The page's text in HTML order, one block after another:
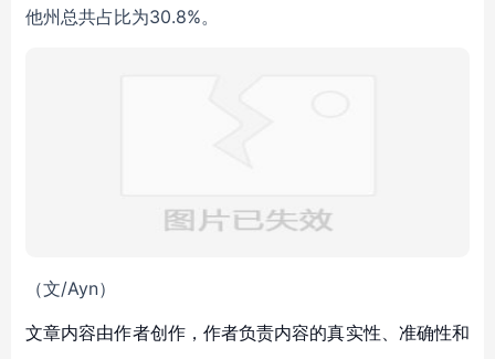
他州总共占比为30.8%。
（文/Ayn）
文章内容由作者创作，作者负责内容的真实性、准确性和